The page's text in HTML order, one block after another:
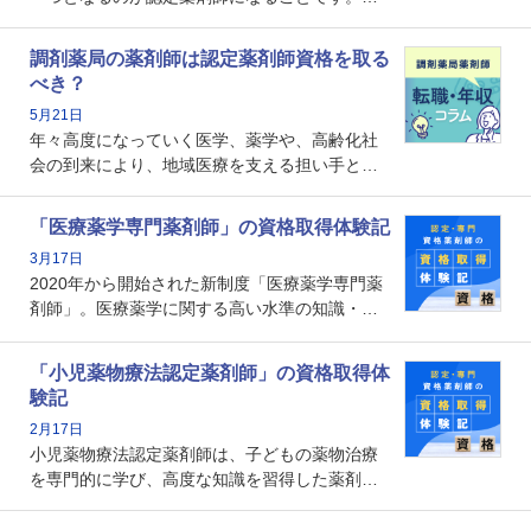
という声を聞いたことがあるかもしれません。
本記事では、認定薬剤師が「意味ない」といわ
れる理由や、取得するメリット、年収・キャリ
アへの影響を解説します。
調剤薬局の薬剤師は認定薬剤師資格を取る
べき？
5月21日
年々高度になっていく医学、薬学や、高齢化社
会の到来により、地域医療を支える担い手とし
で、重要度が増しているのが認定薬剤師という
資格です。認定薬剤師とはいったいどんな資格
なのでしょうか。それを取得するとどのような
メリットがあるのでしょうか。
「医療薬学専門薬剤師」の資格取得体験記
3月17日
2020年から開始された新制度「医療薬学専門薬
剤師」。医療薬学に関する高い水準の知識・技
となります。取得要件は多岐に渡り、審査も複
数回ありますが、患者さんに対して一定の能力
の証明になる資格と言えます。
「小児薬物療法認定薬剤師」の資格取得体
験記
2月17日
小児薬物療法認定薬剤師は、子どもの薬物治療
を専門的に学び、高度な知識を習得した薬剤師